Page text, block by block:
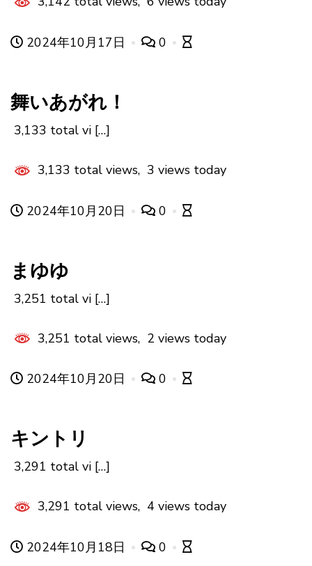
2024年10月17日 0
舞いあがれ！
3,133 total vi […]
3,133 total views, 3 views today
2024年10月20日 0
まゆゆ
3,251 total vi […]
3,251 total views, 2 views today
2024年10月20日 0
キントリ
3,291 total vi […]
3,291 total views, 4 views today
2024年10月18日 0